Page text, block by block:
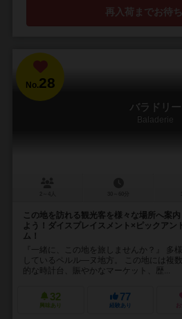
再入荷までお待
No.28
バラドリー
Baladerie
この地を訪れる観光客を様々な場所へ案
よう！ダイスプレイスメント×ピックアン
ム！
『一緒に、この地を旅しませんか？』 多
しているペルル―ヌ地方。 この地には複
的な時計台、賑やかなマーケット、歴...
32
興味あり
77
経験あり